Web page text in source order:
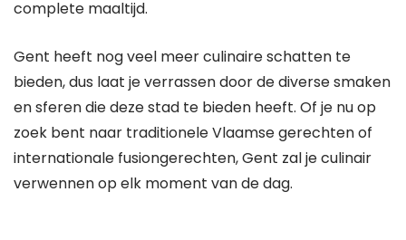
complete maaltijd.
Gent heeft nog veel meer culinaire schatten te
bieden, dus laat je verrassen door de diverse smaken
en sferen die deze stad te bieden heeft. Of je nu op
zoek bent naar traditionele Vlaamse gerechten of
internationale fusiongerechten, Gent zal je culinair
verwennen op elk moment van de dag.